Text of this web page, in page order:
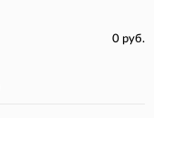
0 руб.